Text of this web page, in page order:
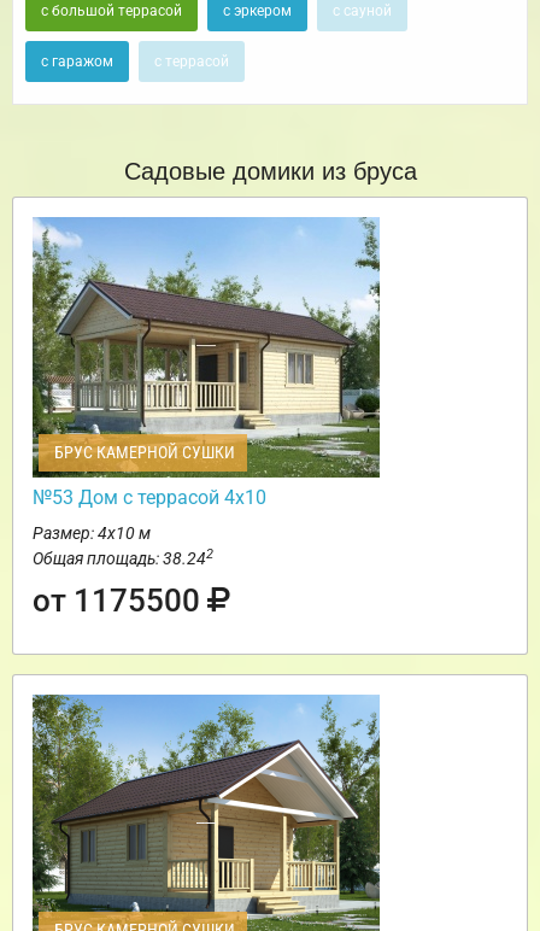
с большой террасой с эркером с сауной
с гаражом с террасой
Садовые домики из бруса
БРУС КАМЕРНОЙ СУШКИ
№53 Дом с террасой 4х10
Размер: 4х10 м
Общая площадь: 38.242
от 1175500